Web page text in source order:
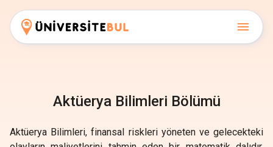
Aktüerya Bilimleri Bölümü
Aktüerya Bilimleri, finansal riskleri yöneten ve gelecekteki